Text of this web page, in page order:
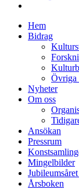
Hem
Bidrag
Övriga
Nyheter
Om oss
Ansökan
Pressrum
Mingelbilder
Årsboken